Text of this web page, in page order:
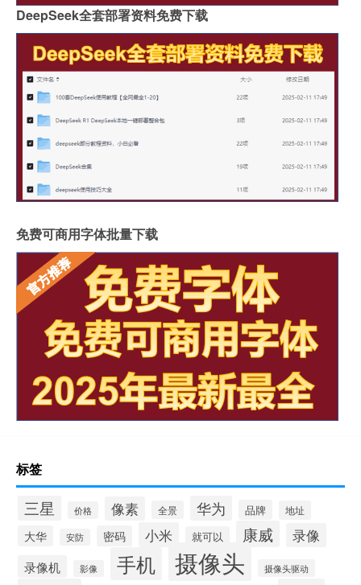
DeepSeek全套部署资料免费下载
免费可商用字体批量下载
标签
三星 价格 像素 全景 华为 品牌 地址
大华 安防 密码 小米 就可以 康威 录像
录像机 影像 手机 摄像头 摄像头驱动